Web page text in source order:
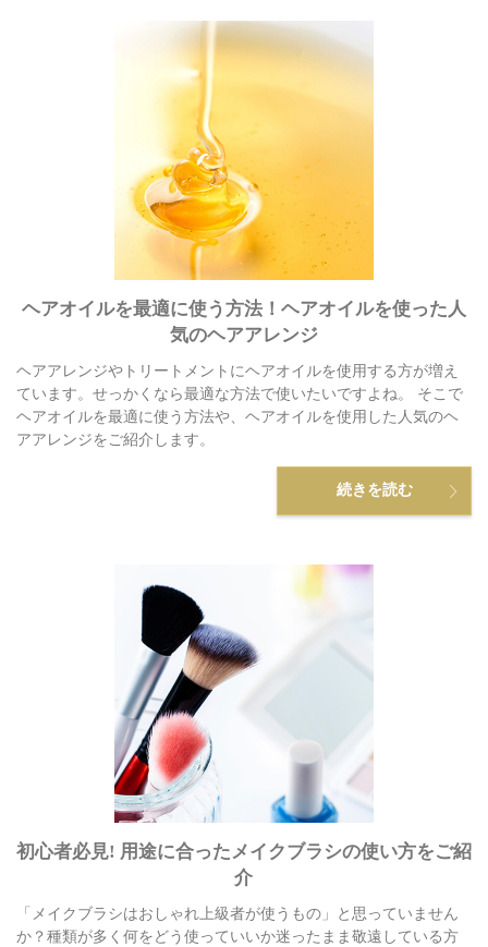
ヘアオイルを最適に使う方法！ヘアオイルを使った人
気のヘアアレンジ
ヘアアレンジやトリートメントにヘアオイルを使用する方が増え
ています。せっかくなら最適な方法で使いたいですよね。 そこで
ヘアオイルを最適に使う方法や、ヘアオイルを使用した人気のヘ
アアレンジをご紹介します。
続きを読む
初心者必見! 用途に合ったメイクブラシの使い方をご紹
介
「メイクブラシはおしゃれ上級者が使うもの」と思っていません
か？種類が多く何をどう使っていいか迷ったまま敬遠している方